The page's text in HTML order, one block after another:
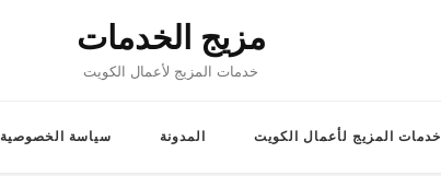
مزيج الخدمات
خدمات المزيج لأعمال الكويت
خدمات المزيج لأعمال الكويت المدونة سياسة الخصوصية